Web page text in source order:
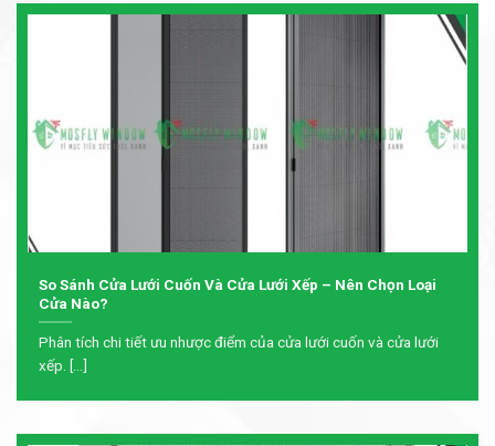
So Sánh Cửa Lưới Cuốn Và Cửa Lưới Xếp – Nên Chọn Loại
Cửa Nào?
Phân tích chi tiết ưu nhược điểm của cửa lưới cuốn và cửa lưới
xếp. [...]